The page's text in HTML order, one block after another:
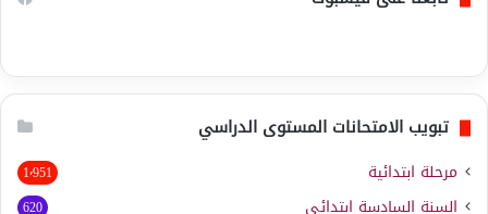
تبويب الامتحانات المستوى الدراسي
مرحلة ابتدائية 1٬951
السنة السادسة ابتدائي 620